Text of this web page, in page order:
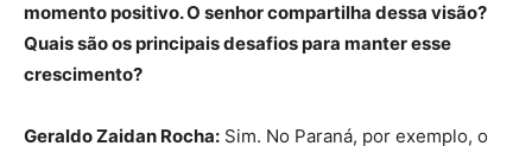
momento positivo. O senhor compartilha dessa visão?
Quais são os principais desafios para manter esse
crescimento?
Geraldo Zaidan Rocha: Sim. No Paraná, por exemplo, o